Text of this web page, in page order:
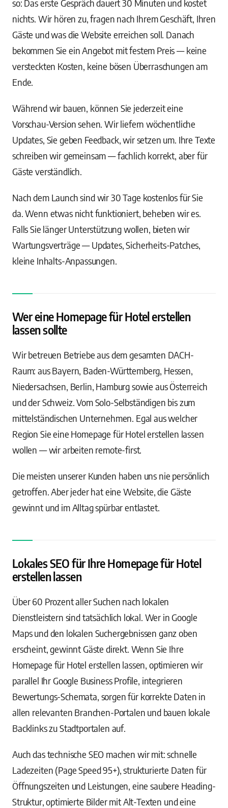
so: Das erste Gespräch dauert 30 Minuten und kostet
nichts. Wir hören zu, fragen nach Ihrem Geschäft, Ihren
Gäste und was die Website erreichen soll. Danach
bekommen Sie ein Angebot mit festem Preis — keine
versteckten Kosten, keine bösen Überraschungen am
Ende.
Während wir bauen, können Sie jederzeit eine
Vorschau-Version sehen. Wir liefern wöchentliche
Updates, Sie geben Feedback, wir setzen um. Ihre Texte
schreiben wir gemeinsam — fachlich korrekt, aber für
Gäste verständlich.
Nach dem Launch sind wir 30 Tage kostenlos für Sie
da. Wenn etwas nicht funktioniert, beheben wir es.
Falls Sie länger Unterstützung wollen, bieten wir
Wartungsverträge — Updates, Sicherheits-Patches,
kleine Inhalts-Anpassungen.
Wer eine Homepage für Hotel erstellen
lassen sollte
Wir betreuen Betriebe aus dem gesamten DACH-
Raum: aus Bayern, Baden-Württemberg, Hessen,
Niedersachsen, Berlin, Hamburg sowie aus Österreich
und der Schweiz. Vom Solo-Selbständigen bis zum
mittelständischen Unternehmen. Egal aus welcher
Region Sie eine Homepage für Hotel erstellen lassen
wollen — wir arbeiten remote-first.
Die meisten unserer Kunden haben uns nie persönlich
getroffen. Aber jeder hat eine Website, die Gäste
gewinnt und im Alltag spürbar entlastet.
Lokales SEO für Ihre Homepage für Hotel
erstellen lassen
Über 60 Prozent aller Suchen nach lokalen
Dienstleistern sind tatsächlich lokal. Wer in Google
Maps und den lokalen Suchergebnissen ganz oben
erscheint, gewinnt Gäste direkt. Wenn Sie Ihre
Homepage für Hotel erstellen lassen, optimieren wir
parallel Ihr Google Business Profile, integrieren
Bewertungs-Schemata, sorgen für korrekte Daten in
allen relevanten Branchen-Portalen und bauen lokale
Backlinks zu Stadtportalen auf.
Auch das technische SEO machen wir mit: schnelle
Ladezeiten (Page Speed 95+), strukturierte Daten für
Öffnungszeiten und Leistungen, eine saubere Heading-
Struktur, optimierte Bilder mit Alt-Texten und eine